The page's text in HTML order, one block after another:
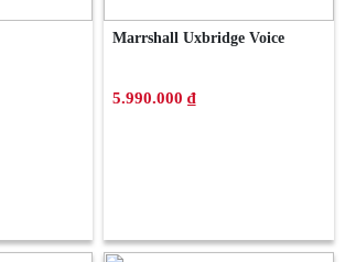
Marrshall Uxbridge Voice
5.990.000 ₫